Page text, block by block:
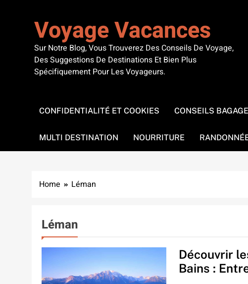
Voyage Vacances
Sur Notre Blog, Vous Trouverez Des Conseils De Voyage,
Des Suggestions De Destinations Et Bien Plus
Spécifiquement Pour Les Voyageurs.
CONFIDENTIALITÉ ET COOKIES CONSEILS
MULTI DESTINATION NOURRITURE
Home Léman
Léman
Découvrir
Bains :